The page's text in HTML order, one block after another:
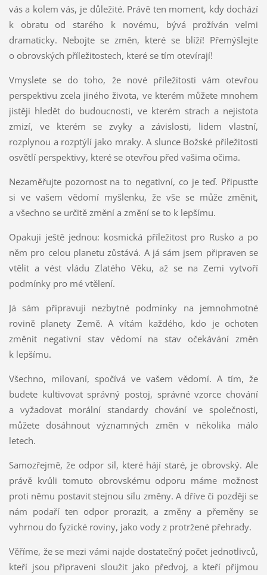
vás a kolem vás, je důležité. Právě ten moment, kdy dochází
k obratu od starého k novému, bývá prožíván velmi
dramaticky. Nebojte se změn, které se blíží! Přemýšlejte
o obrovských příležitostech, které se tím otevírají!
Vmyslete se do toho, že nové příležitosti vám otevřou
perspektivu zcela jiného života, ve kterém můžete mnohem
jistěji hledět do budoucnosti, ve kterém strach a nejistota
zmizí, ve kterém se zvyky a závislosti, lidem vlastní,
rozplynou a rozptýlí jako mraky. A slunce Božské příležitosti
osvětlí perspektivy, které se otevřou před vašima očima.
Nezaměřujte pozornost na to negativní, co je teď. Připusťte
si ve vašem vědomí myšlenku, že vše se může změnit,
a všechno se určitě změní a změní se to k lepšímu.
Opakuji ještě jednou: kosmická příležitost pro Rusko a po
něm pro celou planetu zůstává. A já sám jsem připraven se
vtělit a vést vládu Zlatého Věku, až se na Zemi vytvoří
podmínky pro mé vtělení.
Já sám připravuji nezbytné podmínky na jemnohmotné
rovině planety Země. A vítám každého, kdo je ochoten
změnit negativní stav vědomí na stav očekávání změn
k lepšímu.
Všechno, milovaní, spočívá ve vašem vědomí. A tím, že
budete kultivovat správný postoj, správné vzorce chování
a vyžadovat morální standardy chování ve společnosti,
můžete dosáhnout významných změn v několika málo
letech.
Samozřejmě, že odpor sil, které hájí staré, je obrovský. Ale
právě kvůli tomuto obrovskému odporu máme možnost
proti němu postavit stejnou sílu změny. A dříve či později se
nám podaří ten odpor prorazit, a změny a přeměny se
vyhrnou do fyzické roviny, jako vody z protržené přehrady.
Věříme, že se mezi vámi najde dostatečný počet jednotlivců,
kteří jsou připraveni sloužit jako předvoj, a kteří přijmou